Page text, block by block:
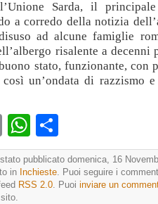
Sarda, il
a corredo della notizia
ad alcune famiglie
risalente a decenni
stato, funzionante, con
così un’ondata di razzismo
EmailWhatsApp
pubblicato domenica, 16
in Inchieste . Puoi seguire i
RSS 2.0 . Puoi inviare un